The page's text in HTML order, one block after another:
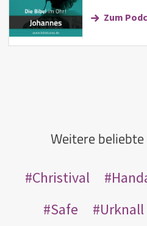
Zum
Weitere
Christival
Safe
Urknall